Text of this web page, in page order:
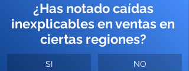
¿Has notado caídas
inexplicables en ventas en
ciertas regiones?
SI NO